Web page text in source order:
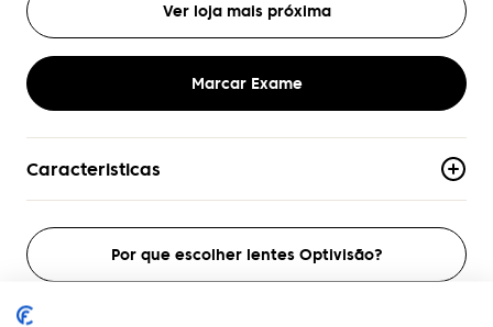
Ver loja mais próxima
Marcar Exame
Caracteristicas
Acetato
Armacao
Aro-Completo
Por que escolher lentes Optivisão?